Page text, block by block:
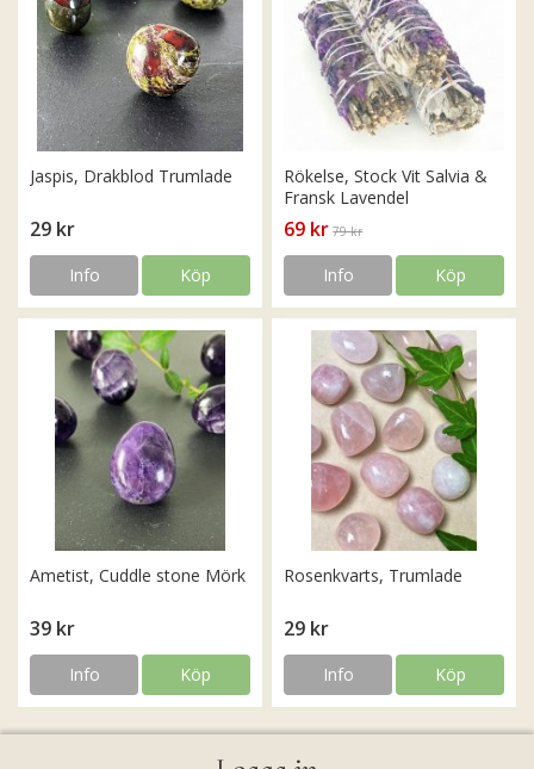
Jaspis, Drakblod Trumlade
29 kr
Info Köp
Rökelse, Stock Vit Salvia &
Fransk Lavendel
69 kr 79 kr
Info Köp
Ametist, Cuddle stone Mörk
39 kr
Info Köp
Rosenkvarts, Trumlade
29 kr
Info Köp